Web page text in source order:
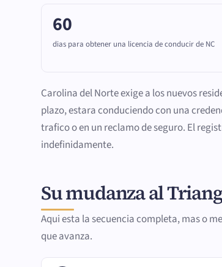
60
dias para obtener una licencia de conducir de NC
Carolina del Norte exige a los nuevos
plazo, estara conduciendo con una
trafico o en un reclamo de seguro. El
indefinidamente.
Su mudanza al
Aqui esta la secuencia completa, mas o
que avanza.